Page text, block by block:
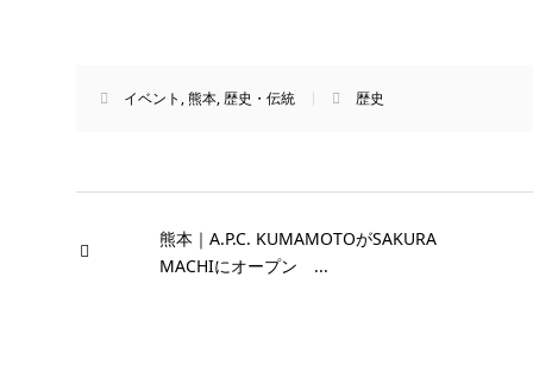
イベント ,熊本,歴史・伝統 歴史
熊本｜A.P.C. KUMAMOTOがSAKURA
MACHIにオープン ...